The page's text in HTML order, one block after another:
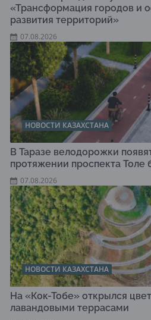
«Трансформация городов и
развития территорий»
07.08.2026
НОВОСТИ КАЗАХСТАНА
В Таразе велодорожки
протяжении проспекта Толе
07.08.2026
НОВОСТИ КАЗАХСТАНА
На «Кок-Тобе» открылся
лавандовыми террасами